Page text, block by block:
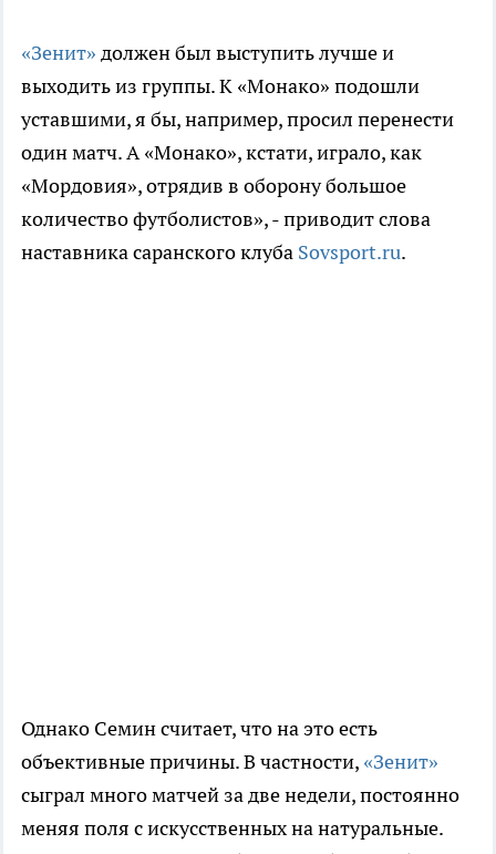
«Зенит» должен был выступить лучше и
выходить из группы. К «Монако» подошли
уставшими, я бы, например, просил перенести
один матч. А «Монако», кстати, играло, как
«Мордовия», отрядив в оборону большое
количество футболистов», - приводит слова
наставника саранского клуба Sovsport.ru.
Однако Семин считает, что на это есть
объективные причины. В частности, «Зенит»
сыграл много матчей за две недели, постоянно
меняя поля с искусственных на натуральные.